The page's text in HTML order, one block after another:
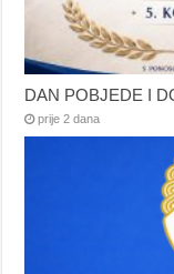
DAN POBJEDE I
prije 2 dana